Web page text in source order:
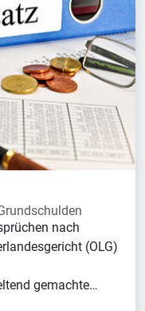
nach
(OLG)
gemachte…